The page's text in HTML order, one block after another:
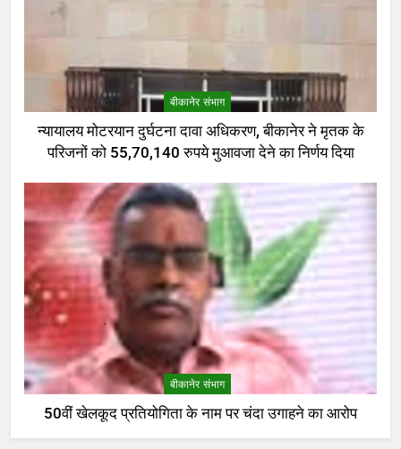
बीकानेर संभाग
न्यायालय मोटरयान दुर्घटना दावा अधिकरण, बीकानेर ने मृतक के
परिजनों को 55,70,140 रुपये मुआवजा देने का निर्णय दिया
बीकानेर संभाग
50वीं खेलकूद प्रतियोगिता के नाम पर चंदा उगाहने का आरोप